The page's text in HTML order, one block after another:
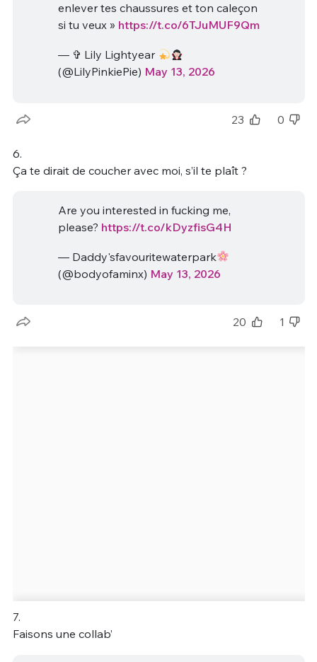
enlever tes chaussures et ton caleçon
si tu veux » https://t.co/6TJuMUF9Qm
— ✞ Lily Lightyear
(@LilyPinkiePie) May 13, 2026
23 0
6.
Ça te dirait de coucher avec moi, s’il te plaît ?
Are you interested in fucking me,
please? https://t.co/kDyzfisG4H
— Daddy'sfavouritewaterpark
(@bodyofaminx) May 13, 2026
20 1
7.
Faisons une collab’